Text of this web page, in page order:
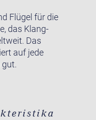
Flügel für die
das Klang-
Das
auf jede
gut.